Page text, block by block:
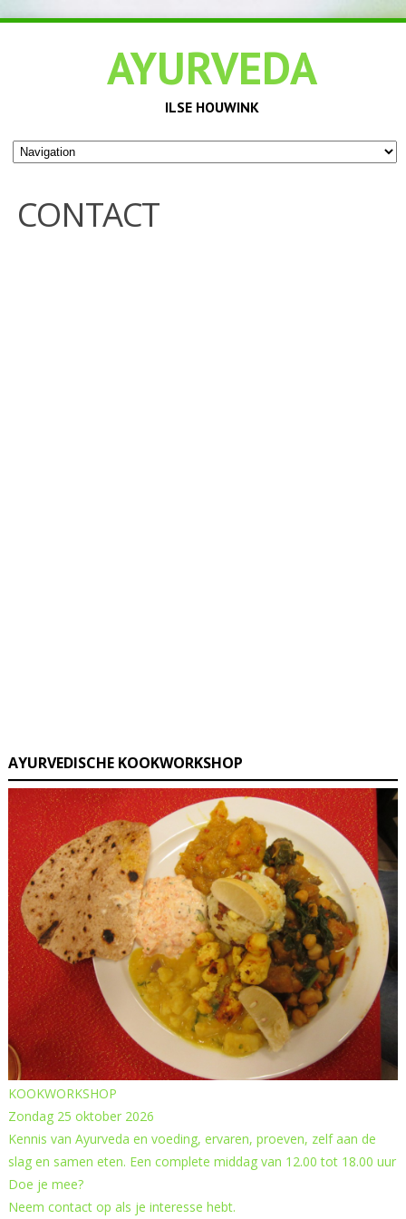
AYURVEDA
ILSE HOUWINK
CONTACT
AYURVEDISCHE KOOKWORKSHOP
KOOKWORKSHOP
Zondag 25 oktober 2026
Kennis van Ayurveda en voeding, ervaren, proeven, zelf aan de
slag en samen eten. Een complete middag van 12.00 tot 18.00 uur
Doe je mee?
Neem contact op als je interesse hebt.